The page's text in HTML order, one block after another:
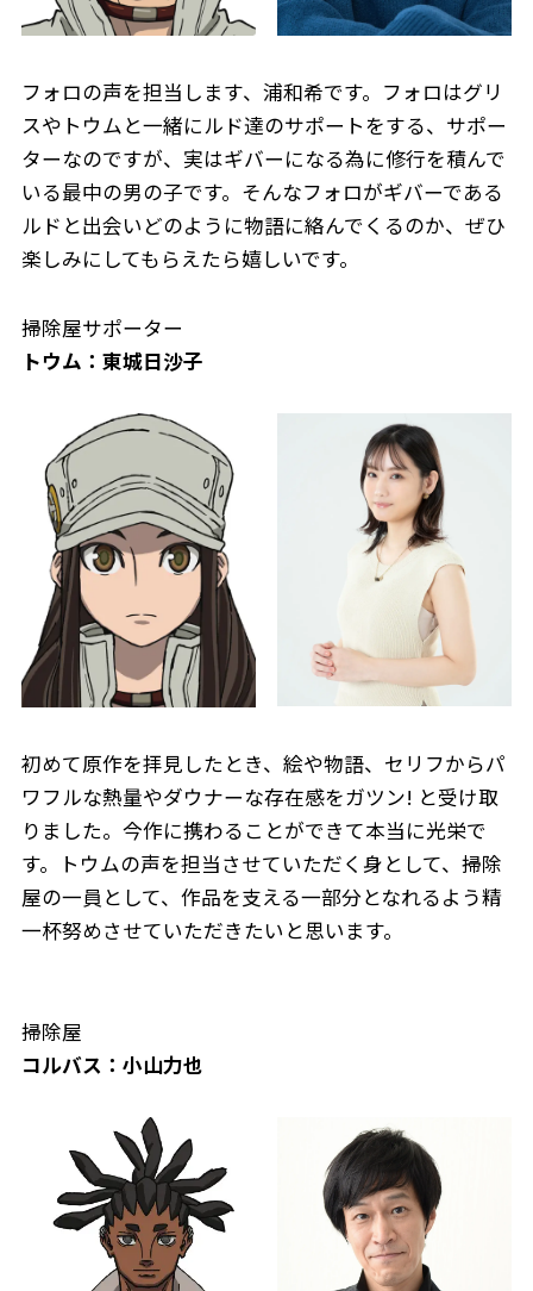
フォロの声を担当します、浦和希です。フォロはグリ
スやトウムと一緒にルド達のサポートをする、サポー
ターなのですが、実はギバーになる為に修行を積んで
いる最中の男の子です。そんなフォロがギバーである
ルドと出会いどのように物語に絡んでくるのか、ぜひ
楽しみにしてもらえたら嬉しいです。
掃除屋サポーター
トウム：東城日沙子
初めて原作を拝見したとき、絵や物語、セリフからパ
ワフルな熱量やダウナーな存在感をガツン! と受け取
りました。今作に携わることができて本当に光栄で
す。トウムの声を担当させていただく身として、掃除
屋の一員として、作品を支える一部分となれるよう精
一杯努めさせていただきたいと思います。
掃除屋
コルバス：小山力也